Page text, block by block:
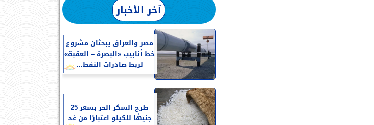
آخر الأخبار
مصر والعراق يبحثان مشروع
خط أنابيب «البصرة – العقبة»
لربط صادرات النفط...
طرح السكر الحر بسعر 25
جنيهًا للكيلو اعتبارًا من غد